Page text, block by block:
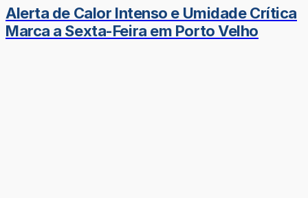
Alerta de Calor Intenso e Umidade Crítica
Marca a Sexta-Feira em Porto Velho